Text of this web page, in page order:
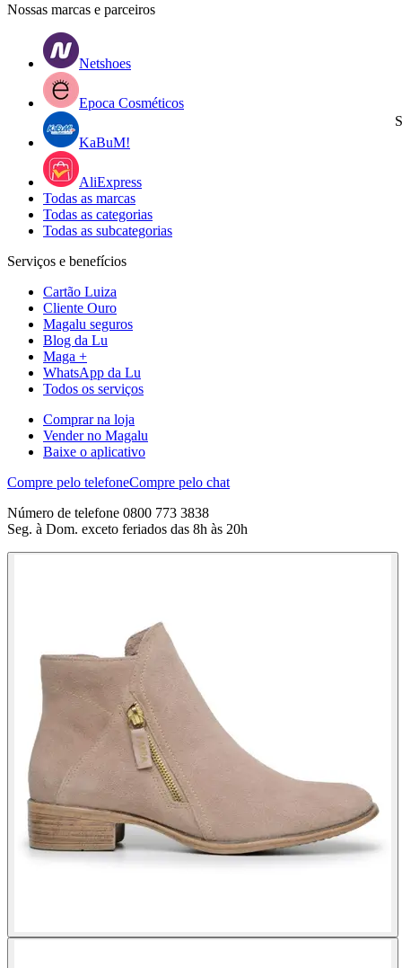
Nossas marcas e parceiros
Netshoes
Epoca Cosméticos
KaBuM!
AliExpress
Todas as marcas
Todas as categorias
Todas as subcategorias
Serviços e benefícios
Cartão Luiza
Cliente Ouro
Magalu seguros
Blog da Lu
Maga +
WhatsApp da Lu
Todos os serviços
Comprar na loja
Vender no Magalu
Baixe o aplicativo
Compre pelo telefoneCompre pelo chat
Número de telefone 0800 773 3838
Seg. à Dom. exceto feriados das 8h às 20h